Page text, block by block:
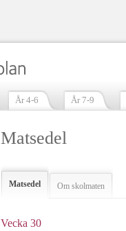
År 4-6 År 7-9
Matsedel
Matsedel Om skolmaten
Vecka 30